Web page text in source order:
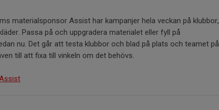
materialsponsor Assist har kampanjer hela veckan på klubbor,
Passa på och uppgradera materialet eller fyll på
nu. Det går att testa klubbor och blad på plats och teamet på
till att fixa till vinkeln om det behövs.